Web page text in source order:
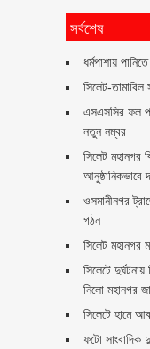
সর্বশেষ
ধর্মপাশায়
সিলেট-
এসএসসির ফল
নতুন নম্বর
সিলেট মহানগর
আনুষ্ঠানিকভাবে
ওসমানীনগর
গঠন
সিলেট মহানগর
সিলেটে
নিলো মহানগর
সিলেটে হামে
ফটো সাংবাদিক